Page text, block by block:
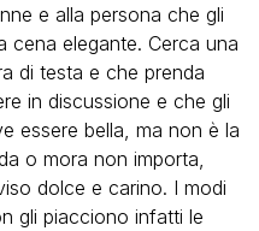
e alla persona che gli
cena elegante. Cerca una
di testa e che prenda
in discussione e che gli
essere bella, ma non è la
o mora non importa,
dolce e carino. I modi
gli piacciono infatti le